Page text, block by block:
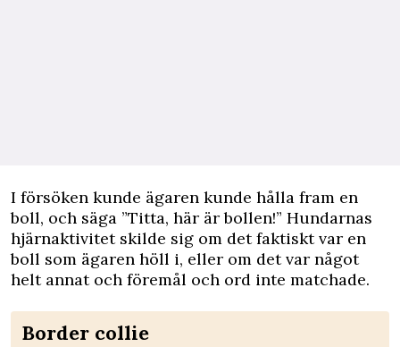
I försöken kunde ägaren kunde hålla fram en
boll, och säga ”Titta, här är bollen!” Hundarnas
hjärnaktivitet skilde sig om det faktiskt var en
boll som ägaren höll i, eller om det var något
helt annat och föremål och ord inte matchade.
Border collie